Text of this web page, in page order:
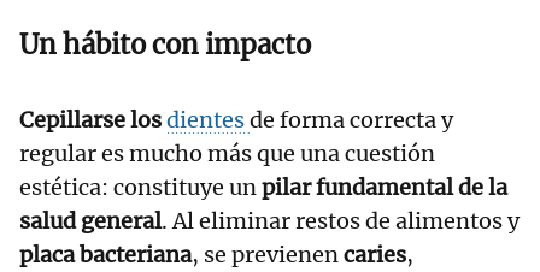
Un hábito con impacto
Cepillarse losdientesde forma correcta y
regular es mucho más que una cuestión
estética: constituye unpilar fundamental de la
salud general. Al eliminar restos de alimentos y
placa bacteriana, se previenencaries,